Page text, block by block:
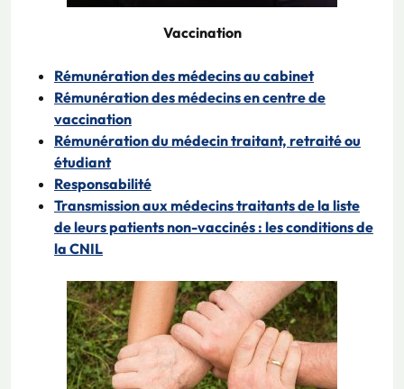
Vaccination
Rémunération des médecins au cabinet
Rémunération des médecins en centre de
vaccination
Rémunération du médecin traitant, retraité ou
étudiant
Responsabilité
Transmission aux médecins traitants de la liste
de leurs patients non-vaccinés : les conditions de
la CNIL